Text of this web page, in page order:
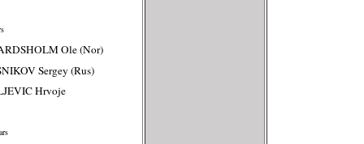
Ole (Nor)
Sergey (Rus)
Hrvoje